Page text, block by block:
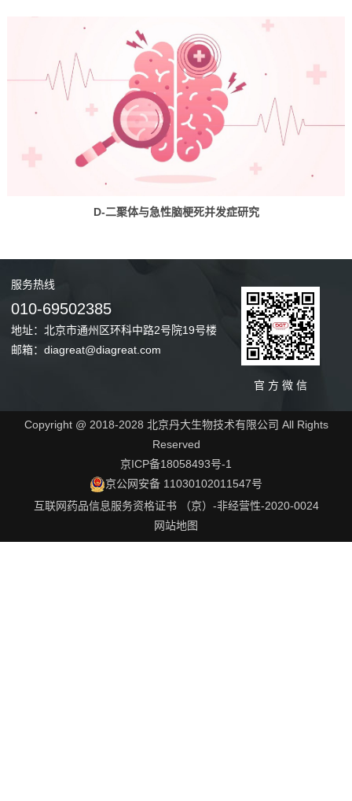
D-二聚体与急性脑梗死并发症研究
服务热线
010-69502385
地址：北京市通州区环科中路2号院19号楼
邮箱：diagreat@diagreat.com
官 方 微 信
Copyright @ 2018-2028 北京丹大生物技术有限公司 All Rights
Reserved
京ICP备18058493号-1
京公网安备 11030102011547号
互联网药品信息服务资格证书 （京）-非经营性-2020-0024
网站地图